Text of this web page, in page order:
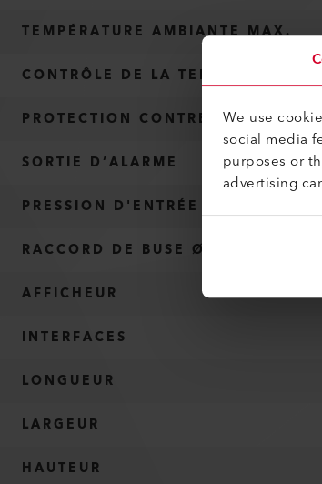
We use
social media
purposes or
advertising
TEMPÉRATURE AMBIANTE MAX.
CONTRÔLE DE LA TEMPÉRATURE
PROTECTION CONTRE LA
SORTIE D’ALARME
PRESSION D'ENTRÉE MAX.
RACCORD DE BUSE Ø
AFFICHEUR
INTERFACES
LONGUEUR
LARGEUR
HAUTEUR